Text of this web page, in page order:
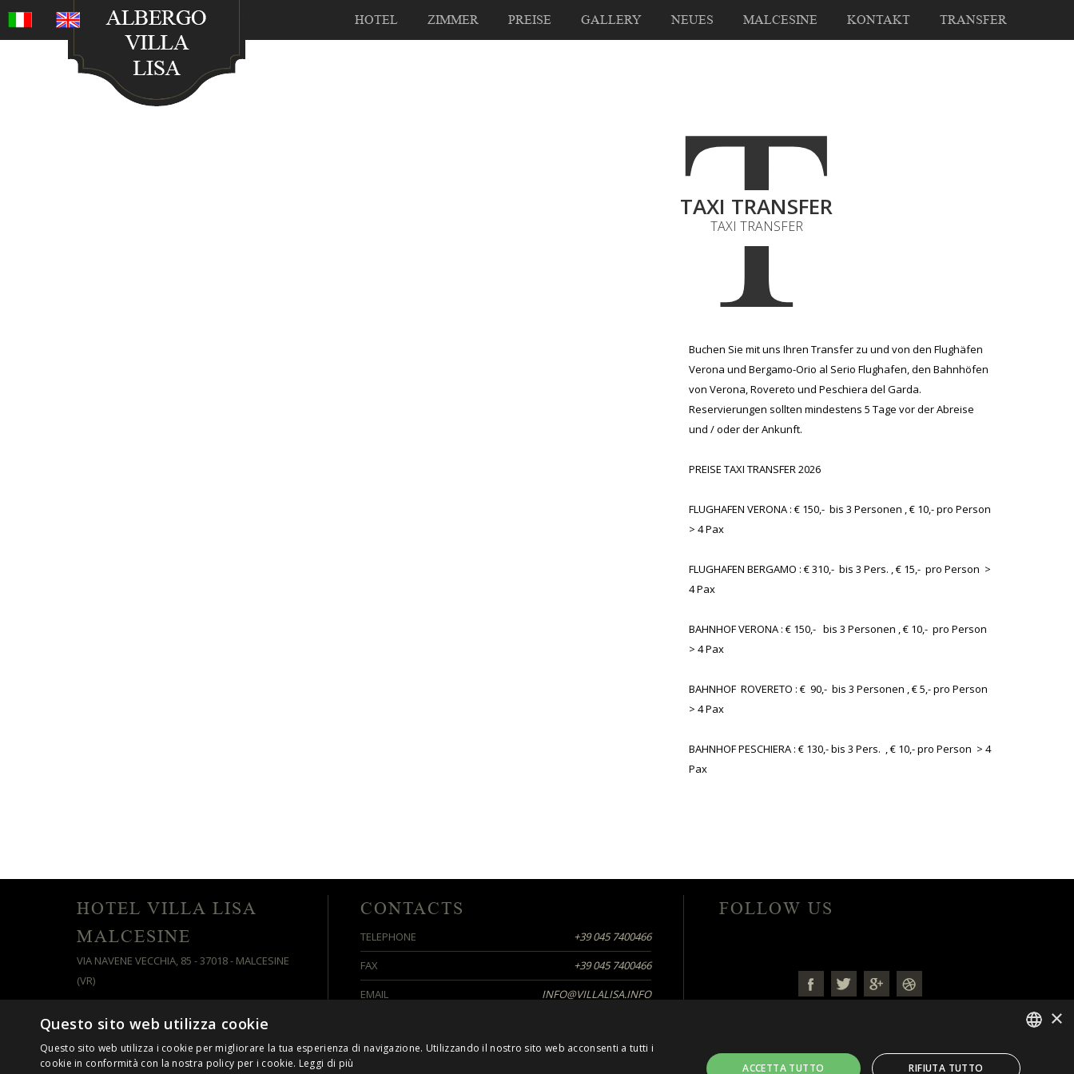
HOTEL ZIMMER PREISE GALLERY NEUES MALCESINE KONTAKT TRANSFER
T
TAXI TRANSFER
TAXI TRANSFER
Buchen Sie mit uns Ihren Transfer zu und von den Flughäfen
Verona und Bergamo-Orio al Serio Flughafen, den Bahnhöfen
von Verona, Rovereto und Peschiera del Garda.
Reservierungen sollten mindestens 5 Tage vor der Abreise
und / oder der Ankunft.
PREISE TAXI TRANSFER 2026
FLUGHAFEN VERONA : € 150,- bis 3 Personen , € 10,- pro Person
> 4 Pax
FLUGHAFEN BERGAMO : € 310,- bis 3 Pers. , € 15,- pro Person >
4 Pax
BAHNHOF VERONA : € 150,- bis 3 Personen , € 10,- pro Person
> 4 Pax
BAHNHOF ROVERETO : € 90,- bis 3 Personen , € 5,- pro Person
> 4 Pax
BAHNHOF PESCHIERA : € 130,- bis 3 Pers. , € 10,- pro Person > 4
Pax
HOTEL VILLA LISA
MALCESINE
VIA NAVENE VECCHIA, 85 - 37018 - MALCESINE
(VR)
© HTTPS://.VILLALISA.INFO
P.IVA 03084810237
COOKIE POLICY
CONTACTS
TELEPHONE
+39 045 7400466
FAX
+39 045 7400466
EMAIL
INFO@VILLALISA.INFO
FOLLOW US
ITALIAN
×
Questo sito web utilizza cookie
Questo sito web utilizza i cookie per migliorare la tua esperienza di navigazione. Utilizzando il nostro sito web acconsenti a tutti i
cookie in conformità con la nostra policy per i cookie. Leggi di più ACCETTA TUTTO RIFIUTA TUTTO